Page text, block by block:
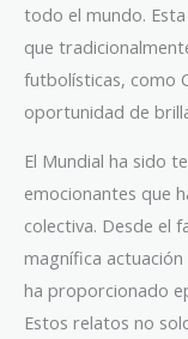
todo el mundo.
que
futbolísticas, como
oportunidad de
El Mundial ha sido
emocionantes que
colectiva. Desde el
magnífica
ha proporcionado
Estos relatos no